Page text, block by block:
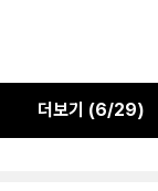
더보기 (6/29)